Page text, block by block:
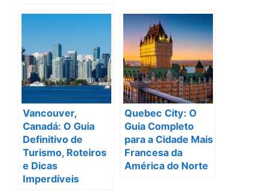
Vancouver,
Canadá: O Guia
Definitivo de
Turismo, Roteiros
e Dicas
Imperdíveis
Quebec City: O
Guia Completo
para a Cidade Mais
Francesa da
América do Norte